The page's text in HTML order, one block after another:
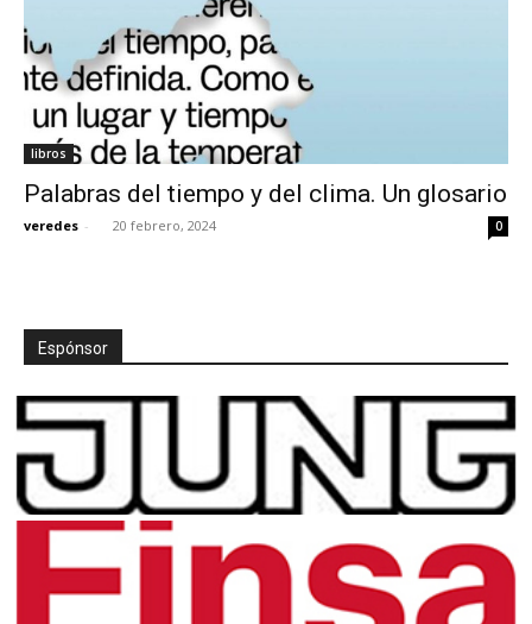
libros
Palabras del tiempo y del clima. Un glosario
veredes - 20 febrero, 2024 0
Espónsor